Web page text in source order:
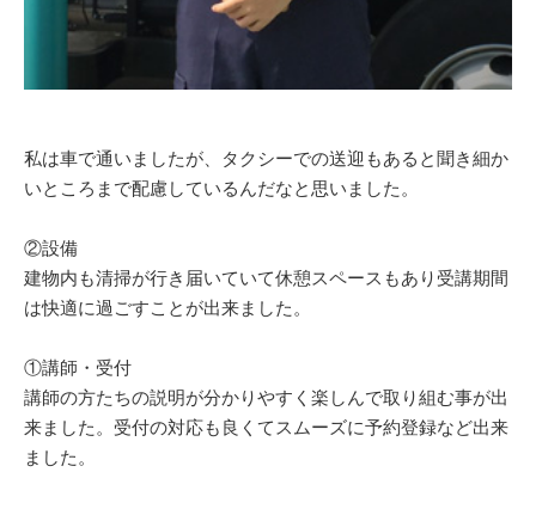
私は車で通いましたが、タクシーでの送迎もあると聞き細か
いところまで配慮しているんだなと思いました。
②設備
建物内も清掃が行き届いていて休憩スペースもあり受講期間
は快適に過ごすことが出来ました。
①講師・受付
講師の方たちの説明が分かりやすく楽しんで取り組む事が出
来ました。受付の対応も良くてスムーズに予約登録など出来
ました。